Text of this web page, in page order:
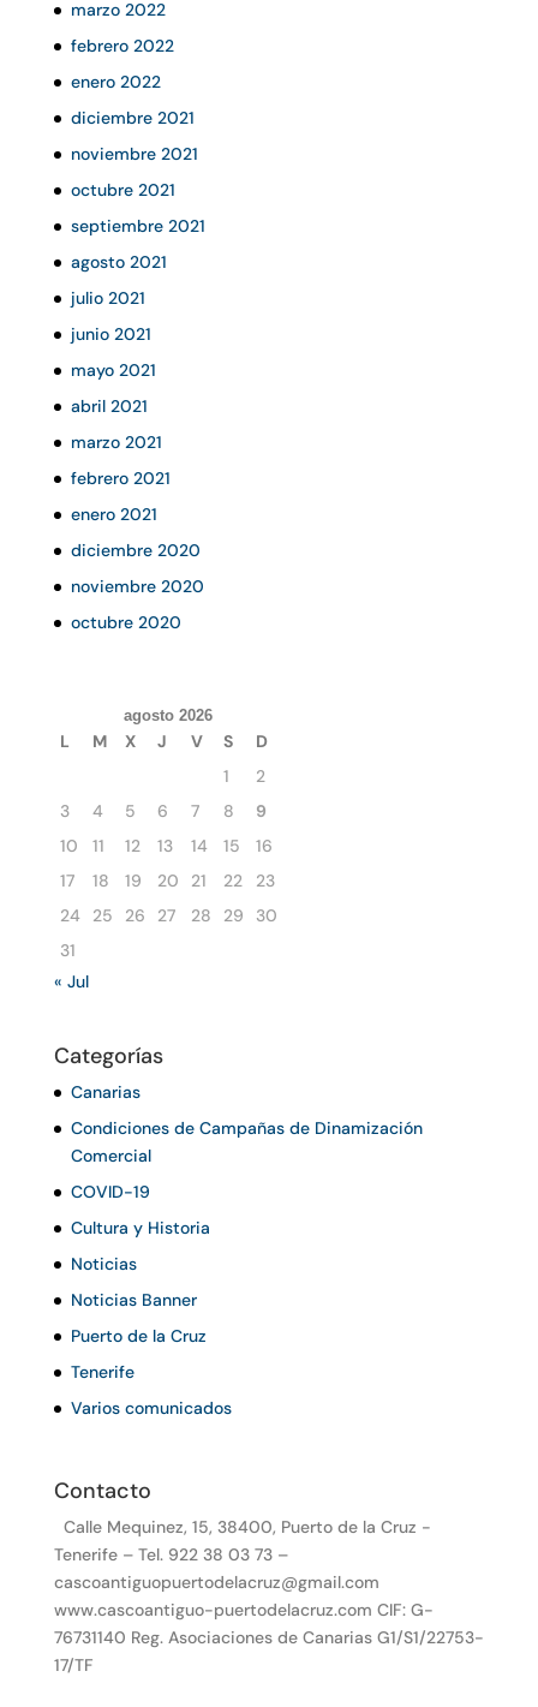
marzo 2022
febrero 2022
enero 2022
diciembre 2021
noviembre 2021
octubre 2021
septiembre 2021
agosto 2021
julio 2021
junio 2021
mayo 2021
abril 2021
marzo 2021
febrero 2021
enero 2021
diciembre 2020
noviembre 2020
octubre 2020
agosto 2026
L M X J V S
D
1
2
3
4 5 6 7 8
9
10
11 12 13 14 15
16
17
18 19 20 21 22
23
24
25 26 27 28 29
30
31
« Jul
Categorías
Canarias
Condiciones de Campañas de Dinamización
Comercial
COVID-19
Cultura y Historia
Noticias
Noticias Banner
Puerto de la Cruz
Tenerife
Varios comunicados
Contacto
Calle Mequinez, 15, 38400, Puerto de la Cruz -
Tenerife – Tel. 922 38 03 73 –
cascoantiguopuertodelacruz@gmail.com
www.cascoantiguo-puertodelacruz.com CIF: G-
76731140 Reg. Asociaciones de Canarias G1/S1/22753-
17/TF